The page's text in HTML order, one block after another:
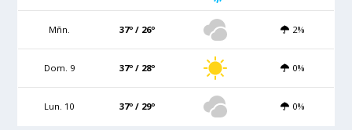
Mñn. 37º / 26º 2%
Dom. 9 37º / 28º 0%
Lun. 10 37º / 29º 0%